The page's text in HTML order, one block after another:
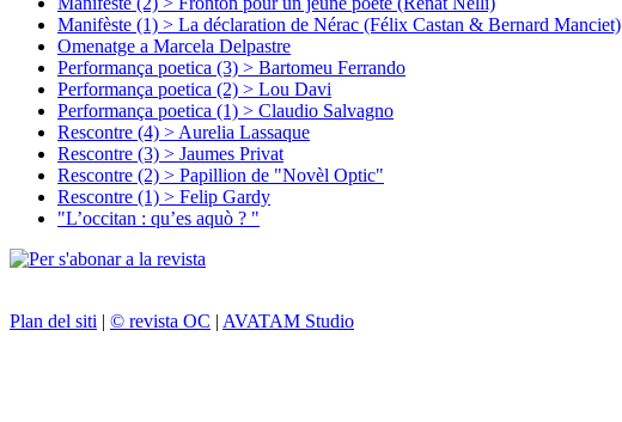
Manifèste (1) > La déclaration de Nérac (Félix Castan & Bernard Manciet)
Omenatge a Marcela Delpastre
Performança poetica (3) > Bartomeu Ferrando
Performança poetica (2) > Lou Davi
Performança poetica (1) > Claudio Salvagno
Rescontre (4) > Aurelia Lassaque
Rescontre (3) > Jaumes Privat
Rescontre (2) > Papillion de "Novèl Optic"
Rescontre (1) > Felip Gardy
"L’occitan : qu’es aquò ? "
Plan del siti | © revista OC | AVATAM Studio